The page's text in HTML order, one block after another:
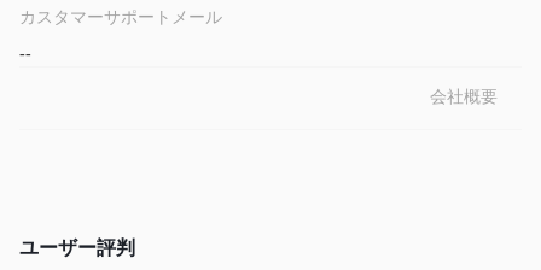
50以上の支払い方法を提供し、世界中の複数の地域で迅速な取引
をサポートしています。最低入金額は地域によって異なり、$5か
カスタマーサポートメール
--
会社概要
ユーザー評判